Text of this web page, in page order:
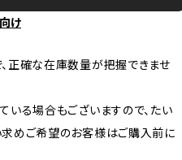
け
正確な在庫数量が把握できませ
いる場合もございますので、たい
めご希望のお客様はご購入前に